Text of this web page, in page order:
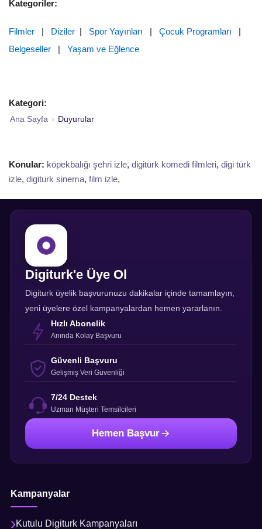
Kategoriler:
Filmler | Diziler | Spor Yayınları | Çocuk Programları |
Belgeseller | Yaşam ve Eğlence
Kategori:
Ana Sayfa › Duyurular
Konular: köpekbalığı şehri izle, digiturk komedi filmleri, digi türk
izle, digiturk sinema, film izle,
Digiturk'e Üye Ol
Digiturk üyelik başvurunuzu dakikalar içinde tamamlayın,
yeni üyelere özel kampanyalardan hemen yararlanın.
Hızlı Abonelik
Anında Kolay Başvuru
Güvenli Başvuru
Gelişmiş Veri Güvenliği
7/24 Destek
Uzman Müşteri Temsilcileri
Hemen Başvur
Kampanyalar
Kutulu Digiturk Kampanyaları